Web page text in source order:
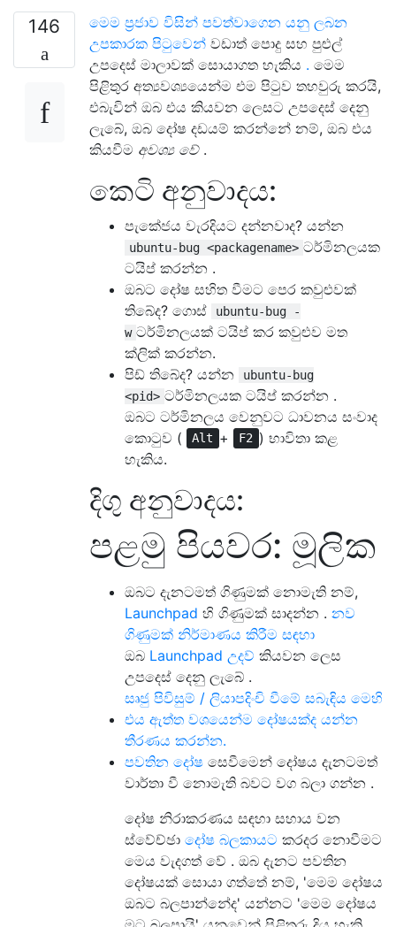
146
මෙම ප්‍රජාව විසින් පවත්වාගෙන යනු ලබන
උපකාරක පිටුවෙන් වඩාත් පොදු සහ පුළුල්
උපදෙස් මාලාවක් සොයාගත හැකිය . මෙම
පිළිතුර අත්‍යවශ්‍යයෙන්ම එම පිටුව තහවුරු කරයි,
එබැවින් ඔබ එය කියවන ලෙසට උපදෙස් දෙනු
ලැබේ, ඔබ දෝෂ දඩයම් කරන්නේ නම්, ඔබ එය
කියවීම අවශ්‍ය වේ.
කෙටි අනුවාදය:
පැකේජය වැරදියට දන්නවාද? යන්න
ubuntu-bug <packagename> ටර්මිනලයක
ටයිප් කරන්න .
ඔබට දෝෂ සහිත වීමට පෙර කවුළුවක්
තිබේද? ගොස්
ubuntu-bug -
w ටර්මිනලයක් ටයිප් කර කවුළුව මත
ක්ලික් කරන්න.
පිඩ් තිබේද? යන්න
ubuntu-bug
<pid> ටර්මිනලයක ටයිප් කරන්න .
ඔබට ටර්මිනලය වෙනුවට ධාවනය සංවාද
කොටුව (
Alt + F2 ) භාවිතා කළ
හැකිය.
දිගු අනුවාදය:
පළමු පියවර: මූලික
ඔබට දැනටමත් ගිණුමක් නොමැති නම්,
Launchpad හි ගිණුමක් සාදන්න . නව
ගිණුමක් නිර්මාණය කිරීම සඳහා
ඔබ Launchpad උදව් කියවන ලෙස
උපදෙස් දෙනු ලැබේ .
සෘජු පිවිසුම් / ලියාපදිංචි වීමේ සබැඳිය මෙහි
එය ඇත්ත වශයෙන්ම දෝෂයක්ද යන්න
තීරණය කරන්න.
පවතින දෝෂ සෙවීමෙන් දෝෂය දැනටමත්
වාර්තා වී නොමැති බවට වග බලා ගන්න .
දෝෂ නිරාකරණය සඳහා සහාය වන
ස්වේච්ඡා දෝෂ බලකායට කරදර නොවීමට
මෙය වැදගත් වේ . ඔබ දැනට පවතින
දෝෂයක් සොයා ගත්තේ නම්, 'මෙම දෝෂය
ඔබට බලපාන්නේද' යන්නට 'මෙම දෝෂය